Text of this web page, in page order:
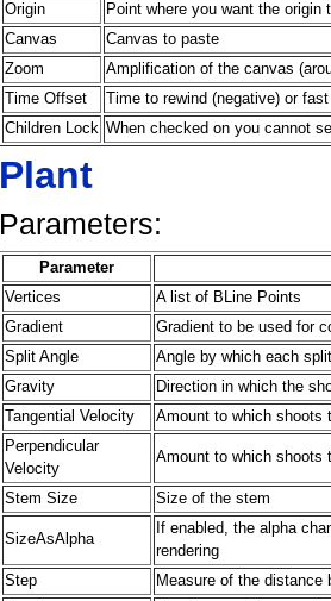
Origin
Point where you want the origin
Canvas
Canvas to paste
Zoom
Amplification of the canvas
Time Offset
Time to rewind (negative) or
Children Lock When checked on you cannot
Plant
Parameters:
Parameter
Vertices
A list of BLine Points
Gradient
Gradient to be used for
Split Angle
Angle by which each
Gravity
Direction in which the
Tangential Velocity
Amount to which shoots
Perpendicular
Velocity
Amount to which shoots
Stem Size Size of the stem
SizeAsAlpha
If enabled, the alpha
rendering
Step
Measure of the distance